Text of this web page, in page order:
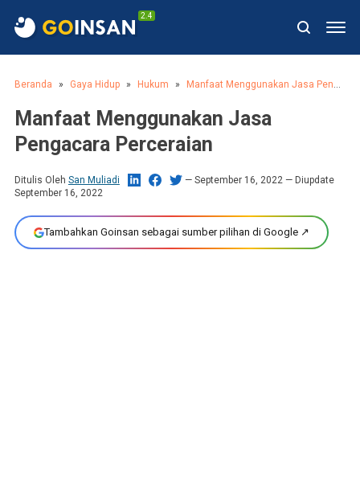
2.4
Beranda Gaya Hidup Hukum Manfaat Menggunakan Jasa Pengacara Perceraian
Manfaat Menggunakan Jasa
Pengacara Perceraian
Ditulis Oleh San Muliadi September 16, 2022 — Diupdate
September 16, 2022
Tambahkan Goinsan sebagai sumber pilihan di Google ↗